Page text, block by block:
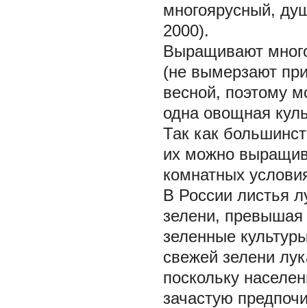
многоярусный,
2000).
Выращивают
(не вымерзают
весной, поэтому
одна овощная
Так как
их можно
комнатных
В России листья
зелени, превышая
зеленные
свежей зелени
поскольку
зачастую